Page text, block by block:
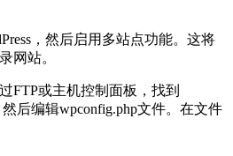
，然后启用多站点功能。这将
网站。
FTP或主机控制面板，找到
后编辑wpconfig.php文件。在文件